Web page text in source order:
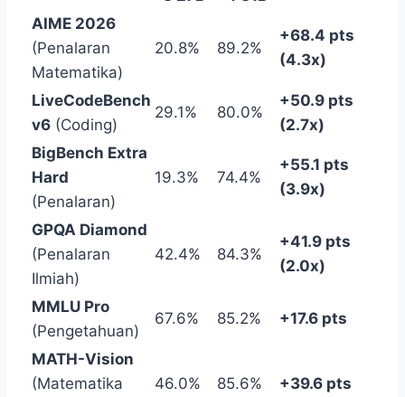
AIME 2026
(Penalaran
Matematika)
20.8% 89.2%
+68.4 pts
(4.3x)
LiveCodeBench
v6 (Coding)
29.1% 80.0%
+50.9 pts
(2.7x)
BigBench Extra
Hard
(Penalaran)
19.3% 74.4%
+55.1 pts
(3.9x)
GPQA Diamond
(Penalaran
Ilmiah)
42.4% 84.3%
+41.9 pts
(2.0x)
MMLU Pro
(Pengetahuan)
67.6% 85.2% +17.6 pts
MATH-Vision
(Matematika
46.0% 85.6% +39.6 pts